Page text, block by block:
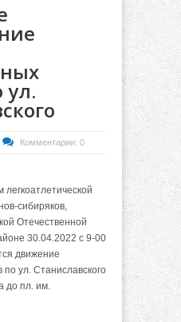
ул.
Комментарии: 0
сибиряков,
Отечественной
30.04.2022 с 9-00
движение
ул. Станиславского
до пл. им.